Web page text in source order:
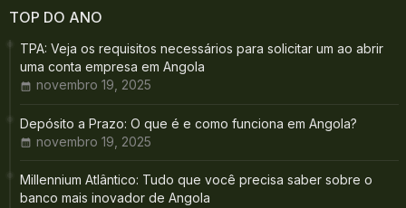
TOP DO ANO
TPA: Veja os requisitos necessários para solicitar um ao abrir
uma conta empresa em Angola
novembro 19, 2025
Depósito a Prazo: O que é e como funciona em Angola?
novembro 19, 2025
Millennium Atlântico: Tudo que você precisa saber sobre o
banco mais inovador de Angola